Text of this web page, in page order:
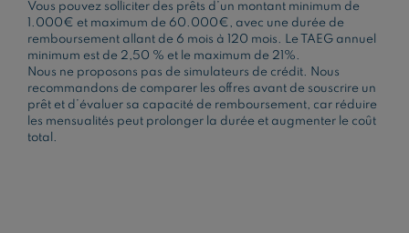
Vous pouvez solliciter des prêts d’un montant minimum de
1.000€ et maximum de 60.000€, avec une durée de
remboursement allant de 6 mois à 120 mois. Le TAEG annuel
minimum est de 2,50 % et le maximum de 21%.
Nous ne proposons pas de simulateurs de crédit. Nous
recommandons de comparer les offres avant de souscrire un
prêt et d’évaluer sa capacité de remboursement, car réduire
les mensualités peut prolonger la durée et augmenter le coût
total.